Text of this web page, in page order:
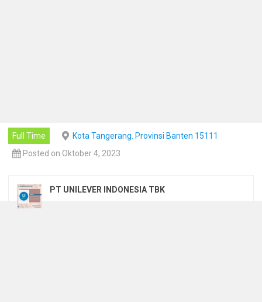
Full Time
Kota Tangerang. Provinsi Banten 15111
Posted on Oktober 4, 2023
PT UNILEVER INDONESIA TBK